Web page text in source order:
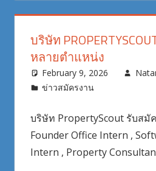
บริษัท
หลายตำแหน่ง
February 9, 2026
ข่าวสมัครงาน
บริษัท PropertyScout รับสมั
Founder Office Intern ,
Intern , Property